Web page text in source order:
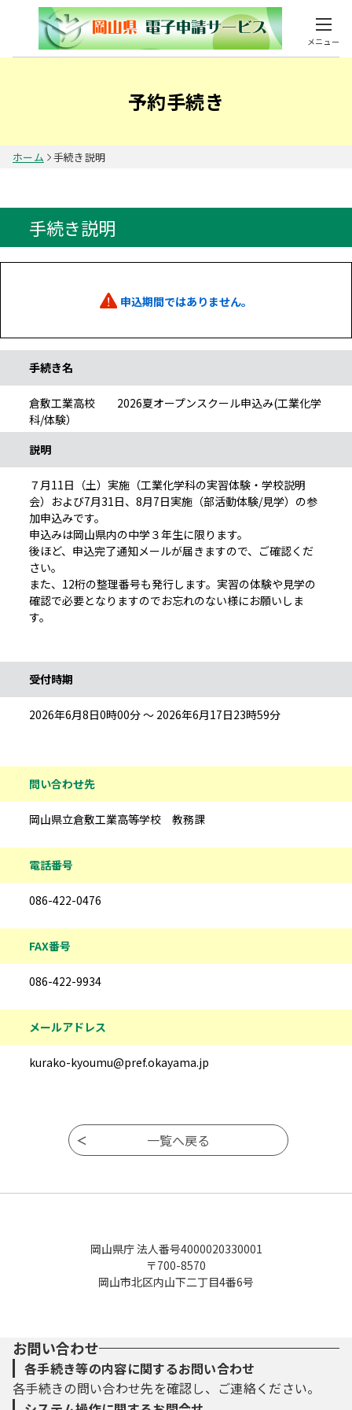
メニュー
予約手続き
ホーム 手続き説明
手続き説明
申込期間ではありません。
手続き名
倉敷工業高校 2026夏オープンスクール申込み(工業化学
科/体験）
説明
７月11日（土）実施（工業化学科の実習体験・学校説明
会）および7月31日、8月7日実施（部活動体験/見学）の参
加申込みです。
申込みは岡山県内の中学３年生に限ります。
後ほど、申込完了通知メールが届きますので、ご確認くだ
さい。
また、12桁の整理番号も発行します。実習の体験や見学の
確認で必要となりますのでお忘れのない様にお願いしま
す。
受付時期
2026年6月8日0時00分 ～ 2026年6月17日23時59分
問い合わせ先
岡山県立倉敷工業高等学校 教務課
電話番号
086-422-0476
FAX番号
086-422-9934
メールアドレス
kurako-kyoumu@pref.okayama.jp
岡山県庁 法人番号4000020330001
〒700-8570
岡山市北区内山下二丁目4番6号
お問い合わせ
各手続き等の内容に関するお問い合わせ
各手続きの問い合わせ先を確認し、ご連絡ください。